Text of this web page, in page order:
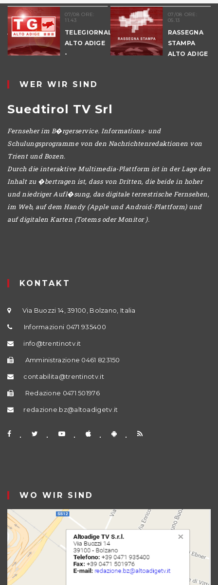
07/08 ORE:
11.43
TELEGIORNALE
ALTO ADIGE
-
07/08 ORE:
05.13
RASSEGNA
STAMPA
ALTO ADIGE
WER WIR SIND
Suedtirol TV Srl
Fernseher im B�rgerservice. Informations- und
Schulungsprogramme von den Nachrichtenredaktionen von
Trient und Bozen.
Durch die interaktive Multimedia-Plattform ist in der Lage den
Inhalt zu �bertragen ist, dass von Dritten, die beide in hoher
und niedriger Aufl�sung, das digitale terrestrische Fernsehen,
im Web, auf dem Handy (Apple und Android-Plattform) und
auf digitalen Karten (Totems oder Monitor ).
KONTAKT
Via Buozzi 14, 39100, Bolzano, Italia
Informazioni 0471 935400
info@trentinotv.it
Amministrazione 0461 823150
contabilita@trentinotv.it
Redazione 0471 501976
redazione.bz@altoadigetv.it
WO WIR SIND